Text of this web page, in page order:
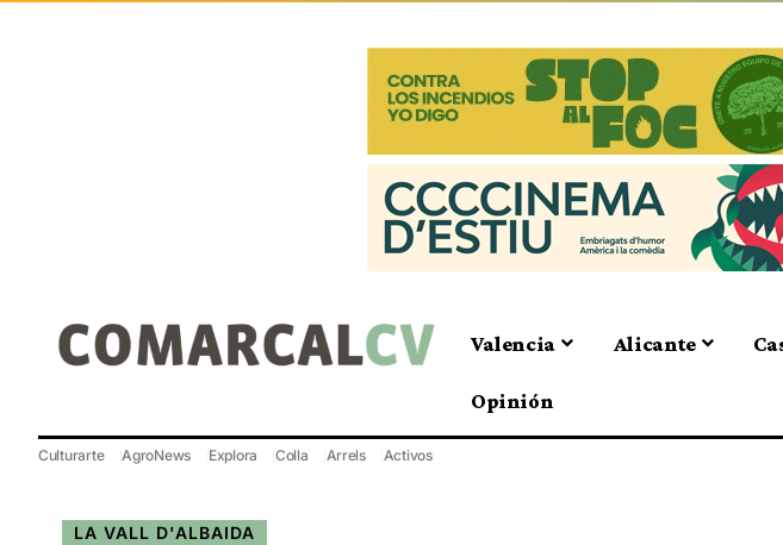
Valencia Alicante
Opinión
Culturarte AgroNews Explora Colla Arrels Activos
LA VALL D'ALBAIDA